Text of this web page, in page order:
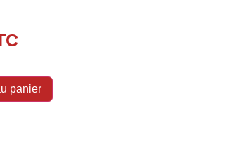
panier